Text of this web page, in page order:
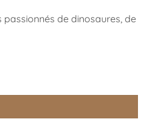
passionnés de dinosaures, de